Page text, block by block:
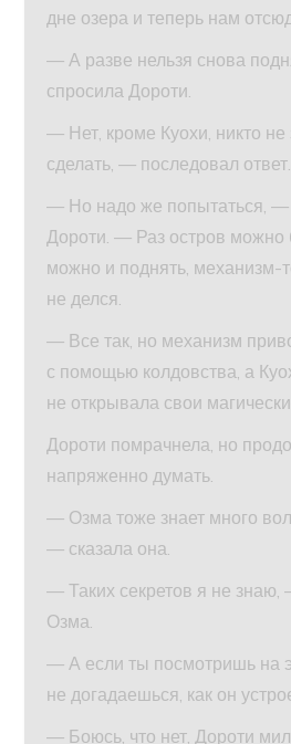
дне озера и теперь нам
— А разве нельзя снова
спросила Дороти.
— Нет, кроме Куохи, никто не
сделать, — последовал ответ.
— Но надо же попытаться, —
Дороти. — Раз остров можно
можно и поднять, механизм-
не делся.
— Все так, но механизм
с помощью колдовства, а
не открывала свои
Дороти помрачнела, но
напряженно думать.
— Озма тоже знает много
— сказала она.
— Таких секретов я не знаю,
Озма.
— А если ты посмотришь на
не догадаешься, как он
— Боюсь, что нет, Дороти